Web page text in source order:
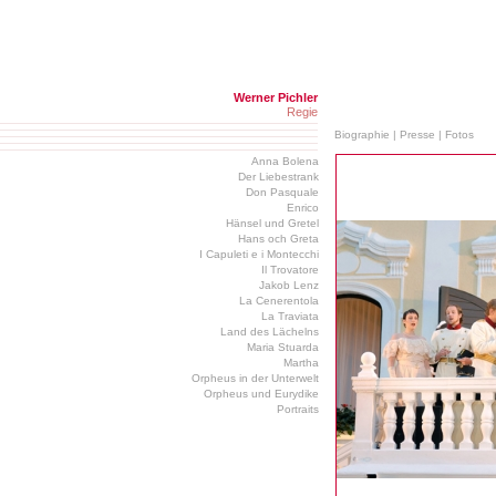
Werner Pichler
Regie
Anna Bolena
Der Liebestrank
Don Pasquale
Enrico
Hänsel und Gretel
Hans och Greta
I Capuleti e i Montecchi
Il Trovatore
Jakob Lenz
La Cenerentola
La Traviata
Land des Lächelns
Maria Stuarda
Martha
Orpheus in der Unterwelt
Orpheus und Eurydike
Portraits
Biographie | Presse | Fotos